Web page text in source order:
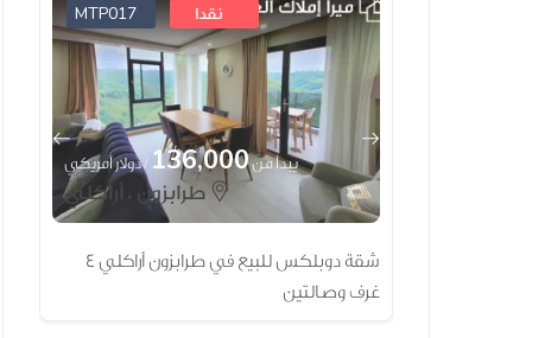
MTP017 نقدا
يبدأ من136,000 / دولار أمريكي
شقة دوبلكس للبيع في طرابزون أراكلي 4
غرف وصالتين